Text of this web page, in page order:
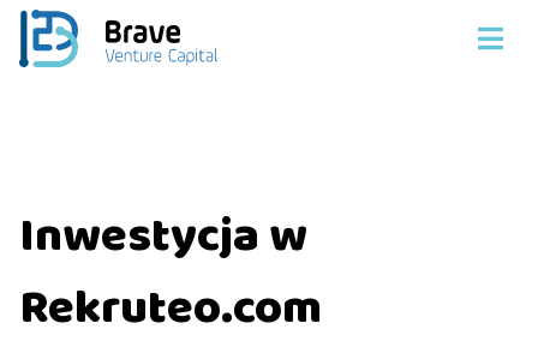
Inwestycja w
Rekruteo.com